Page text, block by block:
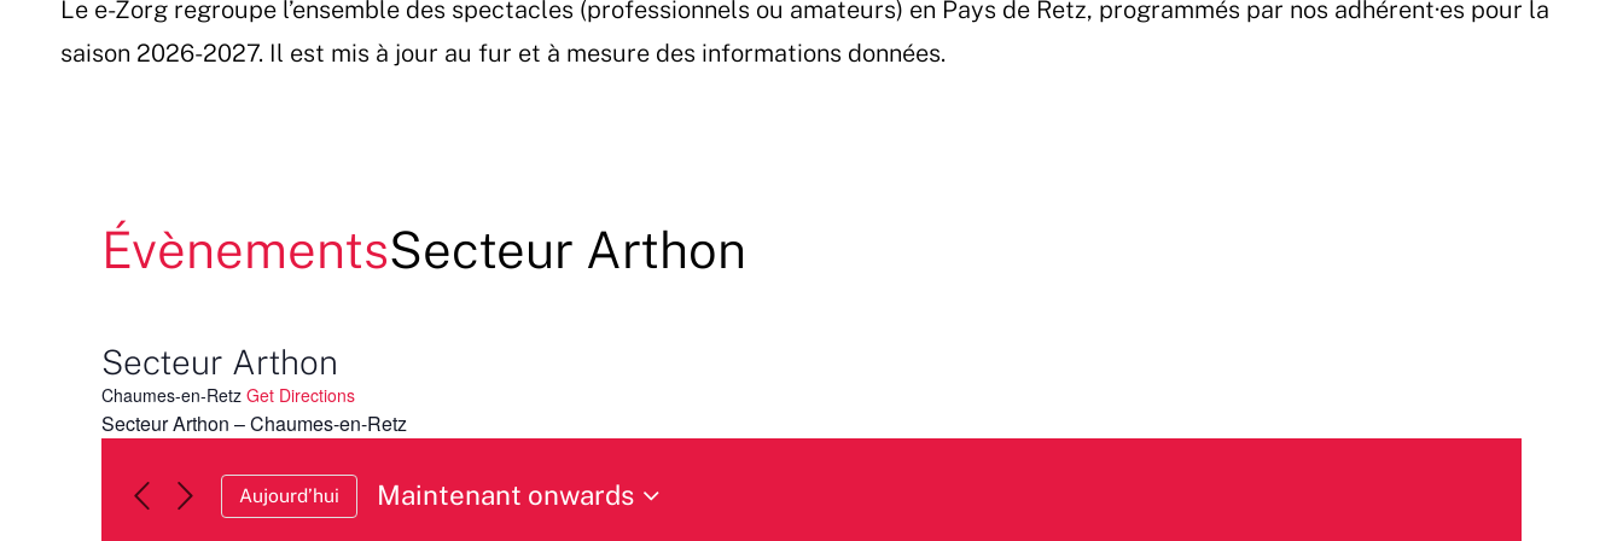
Le e-Zorg regroupe l’ensemble des spectacles (professionnels ou amateurs) en Pays de Retz, programmés par nos adhérent·es pour la
saison 2026-2027. Il est mis à jour au fur et à mesure des informations données.
ÉvènementsSecteur Arthon
Secteur Arthon
Chaumes-en-Retz Get Directions
Secteur Arthon – Chaumes-en-Retz
Aujourd’hui
Maintenant onwards